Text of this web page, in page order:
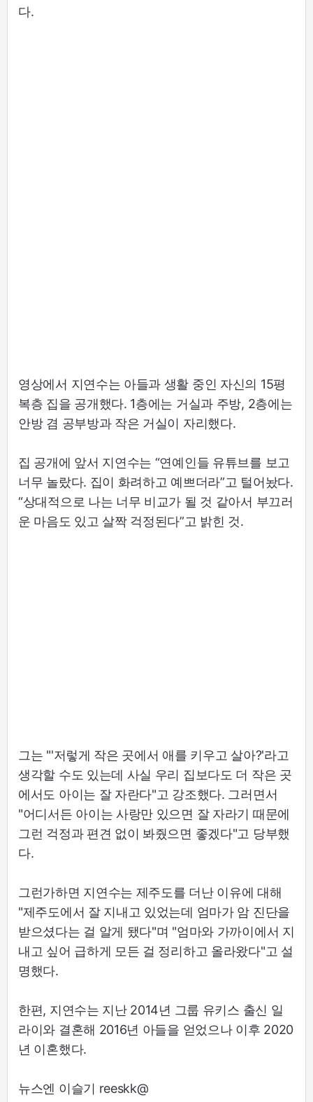
다.
영상에서 지연수는 아들과 생활 중인 자신의 15평
복층 집을 공개했다. 1층에는 거실과 주방, 2층에는
안방 겸 공부방과 작은 거실이 자리했다.
집 공개에 앞서 지연수는 “연예인들 유튜브를 보고
너무 놀랐다. 집이 화려하고 예쁘더라”고 털어놨다.
“상대적으로 나는 너무 비교가 될 것 같아서 부끄러
운 마음도 있고 살짝 걱정된다”고 밝힌 것.
그는 "'저렇게 작은 곳에서 애를 키우고 살아?'라고
생각할 수도 있는데 사실 우리 집보다도 더 작은 곳
에서도 아이는 잘 자란다"고 강조했다. 그러면서
"어디서든 아이는 사랑만 있으면 잘 자라기 때문에
그런 걱정과 편견 없이 봐줬으면 좋겠다"고 당부했
다.
그런가하면 지연수는 제주도를 더난 이유에 대해
"제주도에서 잘 지내고 있었는데 엄마가 암 진단을
받으셨다는 걸 알게 됐다"며 "엄마와 가까이에서 지
내고 싶어 급하게 모든 걸 정리하고 올라왔다"고 설
명했다.
한편, 지연수는 지난 2014년 그룹 유키스 출신 일
라이와 결혼해 2016년 아들을 얻었으나 이후 2020
년 이혼했다.
뉴스엔 이슬기 reeskk@